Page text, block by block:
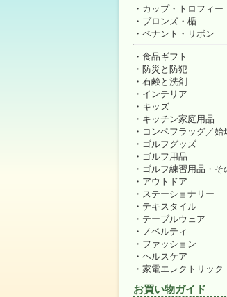
カップ・トロフィー
ブロンズ・楯
ペナント・リボン
食品ギフト
防災と防犯
石鹸と洗剤
インテリア
キッズ
キッチン家庭用品
コンペフラッグ／始
ゴルフグッズ
ゴルフ用品
ゴルフ練習用品・そ
アウトドア
ステーショナリー
テキスタイル
テーブルウェア
ノベルティ
ファッション
ヘルスケア
家電エレクトリック
お買い物ガイド